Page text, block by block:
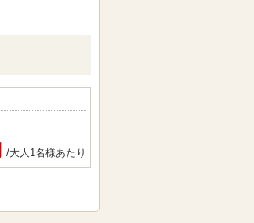
/大人1名様あたり